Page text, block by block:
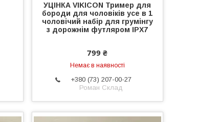
УЦІНКА VIKICON Тример для
бороди для чоловіків усе в 1
чоловічий набір для грумінгу
з дорожнім футляром IPX7
799 ₴
Немає в наявності
+380 (73) 207-00-27
Роман Склад